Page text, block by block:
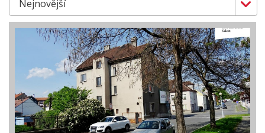
SLUŽBY
KARIÉRA
FINANCOVÁNÍ / HYPOTÉKA
KONTAKT